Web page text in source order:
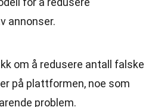
annonser.
om å redusere antall falske
på plattformen, noe som
problem.